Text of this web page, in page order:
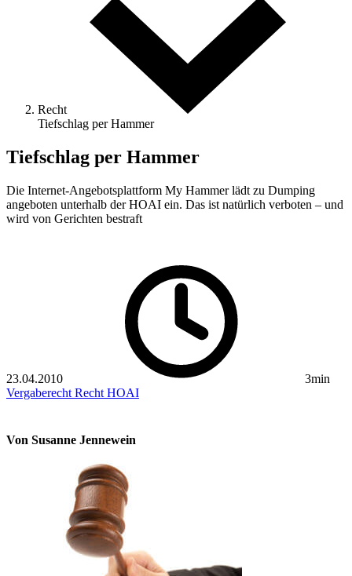
Recht
Tiefschlag per Hammer
Tiefschlag per Hammer
Die Internet-Angebotsplattform My Hammer lädt zu Dumping
angeboten unterhalb der HOAI ein. Das ist natürlich verboten – und
wird von Gerichten bestraft
23.04.2010
3min
Vergaberecht Recht HOAI
Von Susanne Jennewein